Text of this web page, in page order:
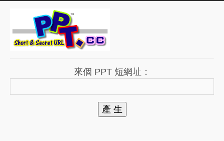
來個 PPT 短網址：
產 生